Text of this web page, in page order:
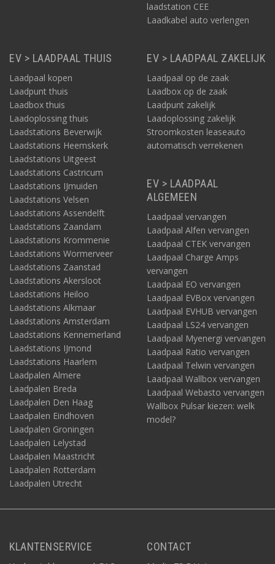
laadstation CEE
Laadkabel auto verlengen
EV > LAADPAAL THUIS
Laadpaal kopen
Laadpunt thuis
Laadbox thuis
Laadoplossing thuis
Laadstations Beverwijk
Laadstations Heemskerk
Laadstations Uitgeest
Laadstations Castricum
Laadstations IJmuiden
Laadstations Velsen
Laadstations Assendelft
Laadstations Zaandam
Laadstations Krommenie
Laadstations Wormerveer
Laadstations Zaanstad
Laadstations Akersloot
Laadstations Heiloo
Laadstations Alkmaar
Laadstations Amsterdam
Laadstations Kennemerland
Laadstations IJmond
Laadstations Haarlem
Laadpalen Almere
Laadpalen Breda
Laadpalen Den Haag
Laadpalen Eindhoven
Laadpalen Groningen
Laadpalen Lelystad
Laadpalen Maastricht
Laadpalen Rotterdam
Laadpalen Utrecht
EV > LAADPAAL ZAKELIJK
Laadpaal op de zaak
Laadbox op de zaak
Laadpunt zakelijk
Laadoplossing zakelijk
Stroomkosten leaseauto
automatisch verrekenen
EV > LAADPAAL
ALGEMEEN
Laadpaal vervangen
Laadpaal Alfen vervangen
Laadpaal CTEK vervangen
Laadpaal Charge Amps
vervangen
Laadpaal EO vervangen
Laadpaal EVBox vervangen
Laadpaal EVHUB vervangen
Laadpaal LS24 vervangen
Laadpaal Myenergi vervangen
Laadpaal Ratio vervangen
Laadpaal Telwin vervangen
Laadpaal Wallbox vervangen
Laadpaal Webasto vervangen
Wallbox Pulsar kiezen: welk
model?
KLANTENSERVICE CONTACT